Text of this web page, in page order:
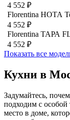
4 552 ₽
Florentina НОТА
4 552 ₽
Florentina ТАРА
4 552 ₽
Показать все
Кухни в
Задумайтесь,
подходим с
место в доме,